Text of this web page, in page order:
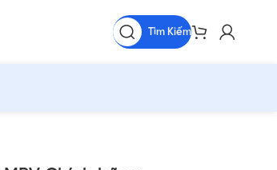
Tìm Kiếm